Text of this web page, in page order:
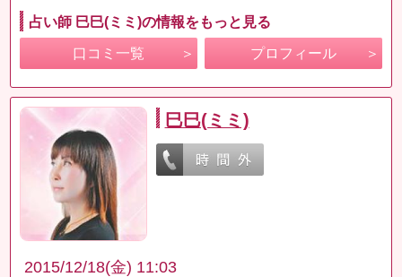
占い師 巳巳(ミミ)の情報をもっと見る
口コミ一覧 プロフィール
巳巳(ミミ)
2015/12/18(金) 11:03